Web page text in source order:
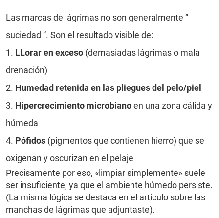
Las marcas de lágrimas no son generalmente “
suciedad ”. Son el resultado visible de:
1. LLorar en exceso (demasiadas lágrimas o mala
drenación)
2. Humedad retenida en las pliegues del pelo/piel
3. Hipercrecimiento microbianoen una zona cálida y
húmeda
4. Pófidos (pigmentos que contienen hierro) que se
oxigenan y oscurizan en el pelaje
Precisamente por eso, «limpiar simplemente» suele
ser insuficiente, ya que el ambiente húmedo persiste.
(La misma lógica se destaca en el artículo sobre las
manchas de lágrimas que adjuntaste).